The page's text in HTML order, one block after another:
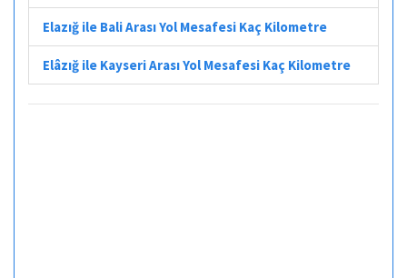
Elazığ ile Bali Arası Yol Mesafesi Kaç Kilometre
Elâzığ ile Kayseri Arası Yol Mesafesi Kaç Kilometre